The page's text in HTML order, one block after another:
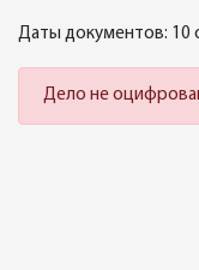
Даты документов: 10
Дело не